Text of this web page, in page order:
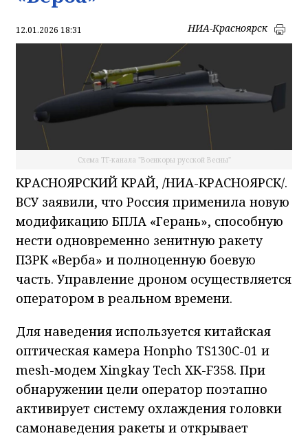
12.01.2026 18:31 НИА-Красноярск
Схема ТГ-канала "Военкоры русской Весны"
КРАСНОЯРСКИЙ КРАЙ, /НИА-КРАСНОЯРСК/.
ВСУ заявили, что Россия применила новую
модификацию БПЛА «Герань», способную
нести одновременно зенитную ракету
ПЗРК «Верба» и полноценную боевую
часть. Управление дроном осуществляется
оператором в реальном времени.
Для наведения используется китайская
оптическая камера Honpho TS130C-01 и
mesh-модем Xingkay Tech XK-F358. При
обнаружении цели оператор поэтапно
активирует систему охлаждения головки
самонаведения ракеты и открывает